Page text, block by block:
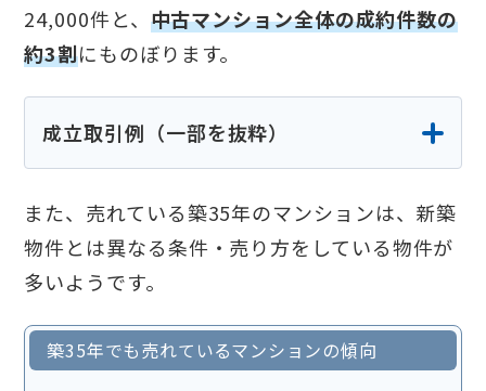
24,000件と、 中古マンション全体の成約件数の
約3割にものぼります。
成立取引例（一部を抜粋）
所在地 取引価格 専有面積
福島県いわき市
埼玉県さいたま市
1,500万円 70㎡
また、売れている築35年のマンションは、新築
物件とは異なる条件・売り方をしている物件が
多いようです。
築35年でも売れているマンションの傾向